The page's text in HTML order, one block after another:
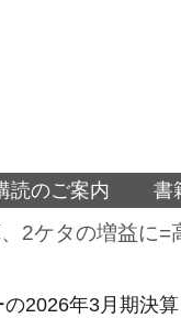
読のご案内 書
2ケタの増益に=
2026年3月期決